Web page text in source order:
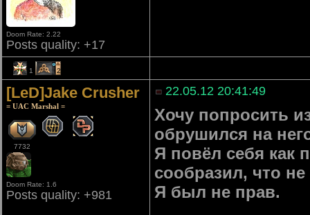
Doom Rate: 2.22
Posts quality: +17
1 2
[LeD]Jake Crusher
= UAC Marshal =
7732
Doom Rate: 1.6
Posts quality: +981
22.05.12 20:41:49
Хочу попросить
обрушился на
Я повёл себя как
сообразил, что
Я был не прав.